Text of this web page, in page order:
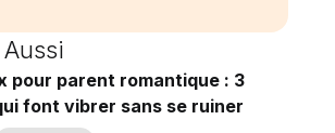
Aussi
pour parent romantique : 3
font vibrer sans se ruiner